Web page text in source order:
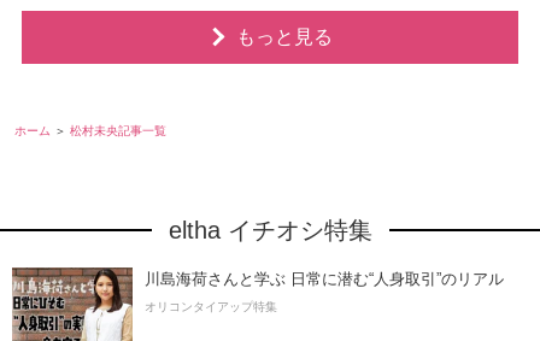
もっと見る
ホーム 松村未央記事一覧
eltha イチオシ特集
川島海荷さんと学ぶ 日常に潜む“人身取引”のリアル
オリコンタイアップ特集